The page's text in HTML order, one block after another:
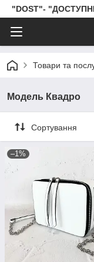
"DOST"-
Товари та
Модель Квадро
Сортування
–1%